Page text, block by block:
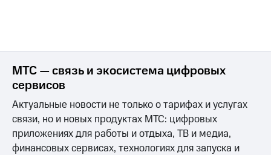
МТС — связь и экосистема цифровых
сервисов
Актуальные новости не только о тарифах и услугах
связи, но и новых продуктах МТС: цифровых
приложениях для работы и отдыха, ТВ и медиа,
финансовых сервисах, технологиях для запуска и